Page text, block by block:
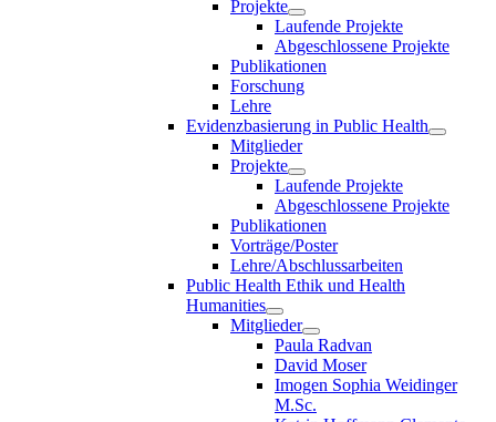
Projekte
Laufende Projekte
Abgeschlossene Projekte
Publikationen
Forschung
Lehre
Evidenzbasierung in Public Health
Mitglieder
Projekte
Laufende Projekte
Abgeschlossene Projekte
Publikationen
Vorträge/Poster
Lehre/Abschlussarbeiten
Public Health Ethik und Health
Humanities
Mitglieder
Paula Radvan
David Moser
Imogen Sophia Weidinger
M.Sc.